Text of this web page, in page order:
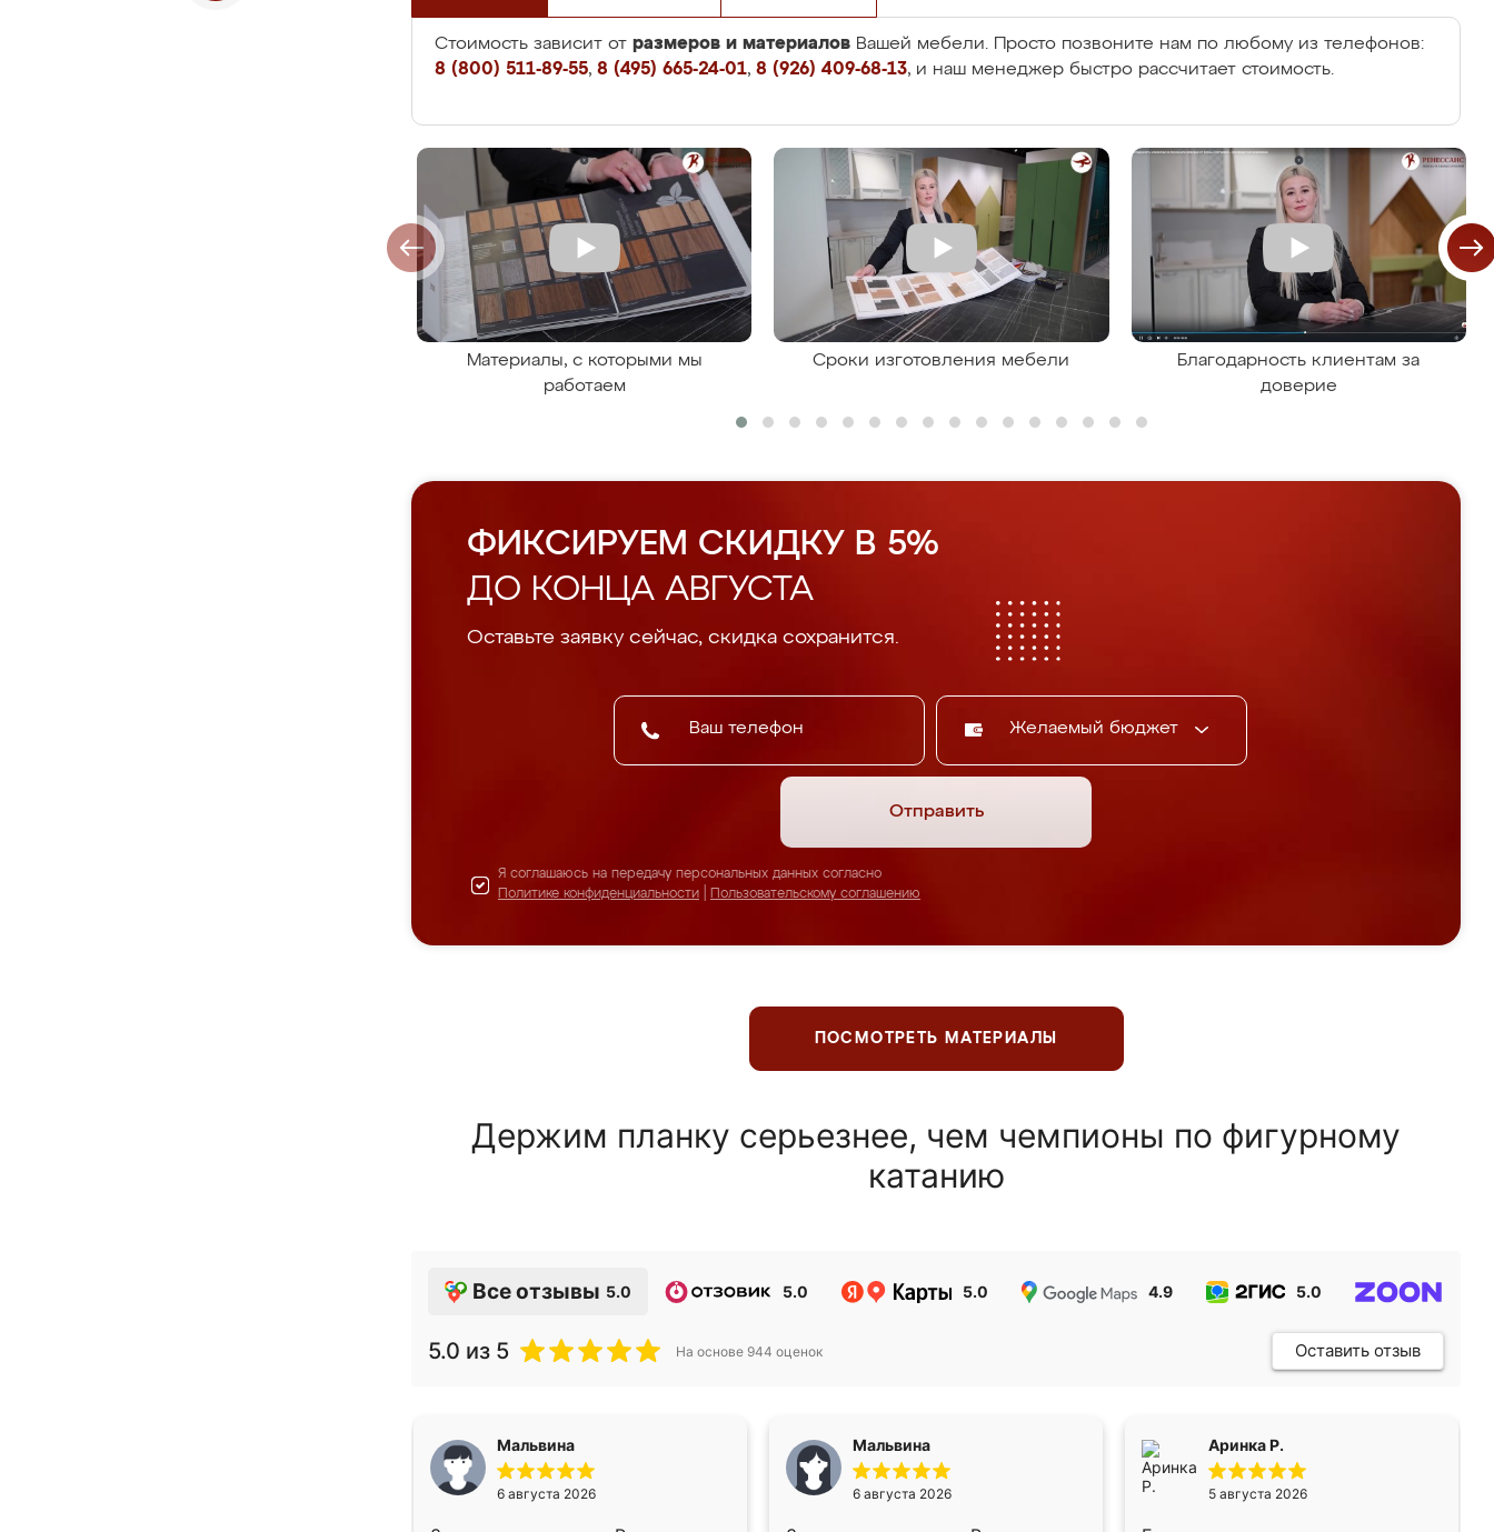
Стоимость зависит от размеров и материалов Вашей мебели. Просто позвоните нам по любому из телефонов:
8 (800) 511-89-55, 8 (495) 665-24-01, 8 (926) 409-68-13, и наш менеджер быстро рассчитает стоимость.
Материалы, с которыми мы
работаем
Сроки изготовления мебели
Благодарность клиентам за
доверие
ФИКСИРУЕМ СКИДКУ В 5%
ДО КОНЦА АВГУСТА
Оставьте заявку сейчас, скидка сохранится.
Желаемый бюджет
Отправить
Я соглашаюсь на передачу персональных данных согласно
Политике конфиденциальности
Пользовательскому соглашению
ПОСМОТРЕТЬ МАТЕРИАЛЫ
Держим планку серьезнее, чем чемпионы по фигурному
катанию
Все отзывы 5.0 5.0 5.0 4.9 5.0
5.0 из 5 На основе 944 оценок Оставить отзыв
Мальвина
6 августа 2026
Мальвина
6 августа 2026
Аринка Р.
5 августа 2026